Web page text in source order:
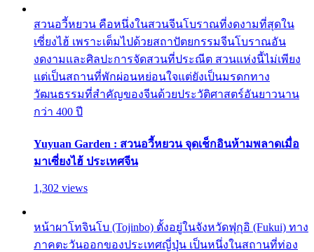
สวนอวี้หยวน คือหนึ่งในสวนจีนโบราณที่งดงามที่สุดใน
เซี่ยงไฮ้ เพราะเต็มไปด้วยสถาปัตยกรรมจีนโบราณอัน
งดงามและศิลปะการจัดสวนที่ประณีต สวนแห่งนี้ไม่เพียง
แต่เป็นสถานที่พักผ่อนหย่อนใจแต่ยังเป็นมรดกทาง
วัฒนธรรมที่สำคัญของจีนด้วยประวัติศาสตร์อันยาวนาน
กว่า 400 ปี
Yuyuan Garden : สวนอวี้หยวน จุดเช็กอินห้ามพลาดเมื่อ
มาเซี่ยงไฮ้ ประเทศจีน
1,302 views
หน้าผาโทจินโบ (Tojinbo) ตั้งอยู่ในจังหวัดฟุกุอิ (Fukui) ทาง
ภาคตะวันออกของประเทศญี่ปุ่น เป็นหนึ่งในสถานที่ท่อง